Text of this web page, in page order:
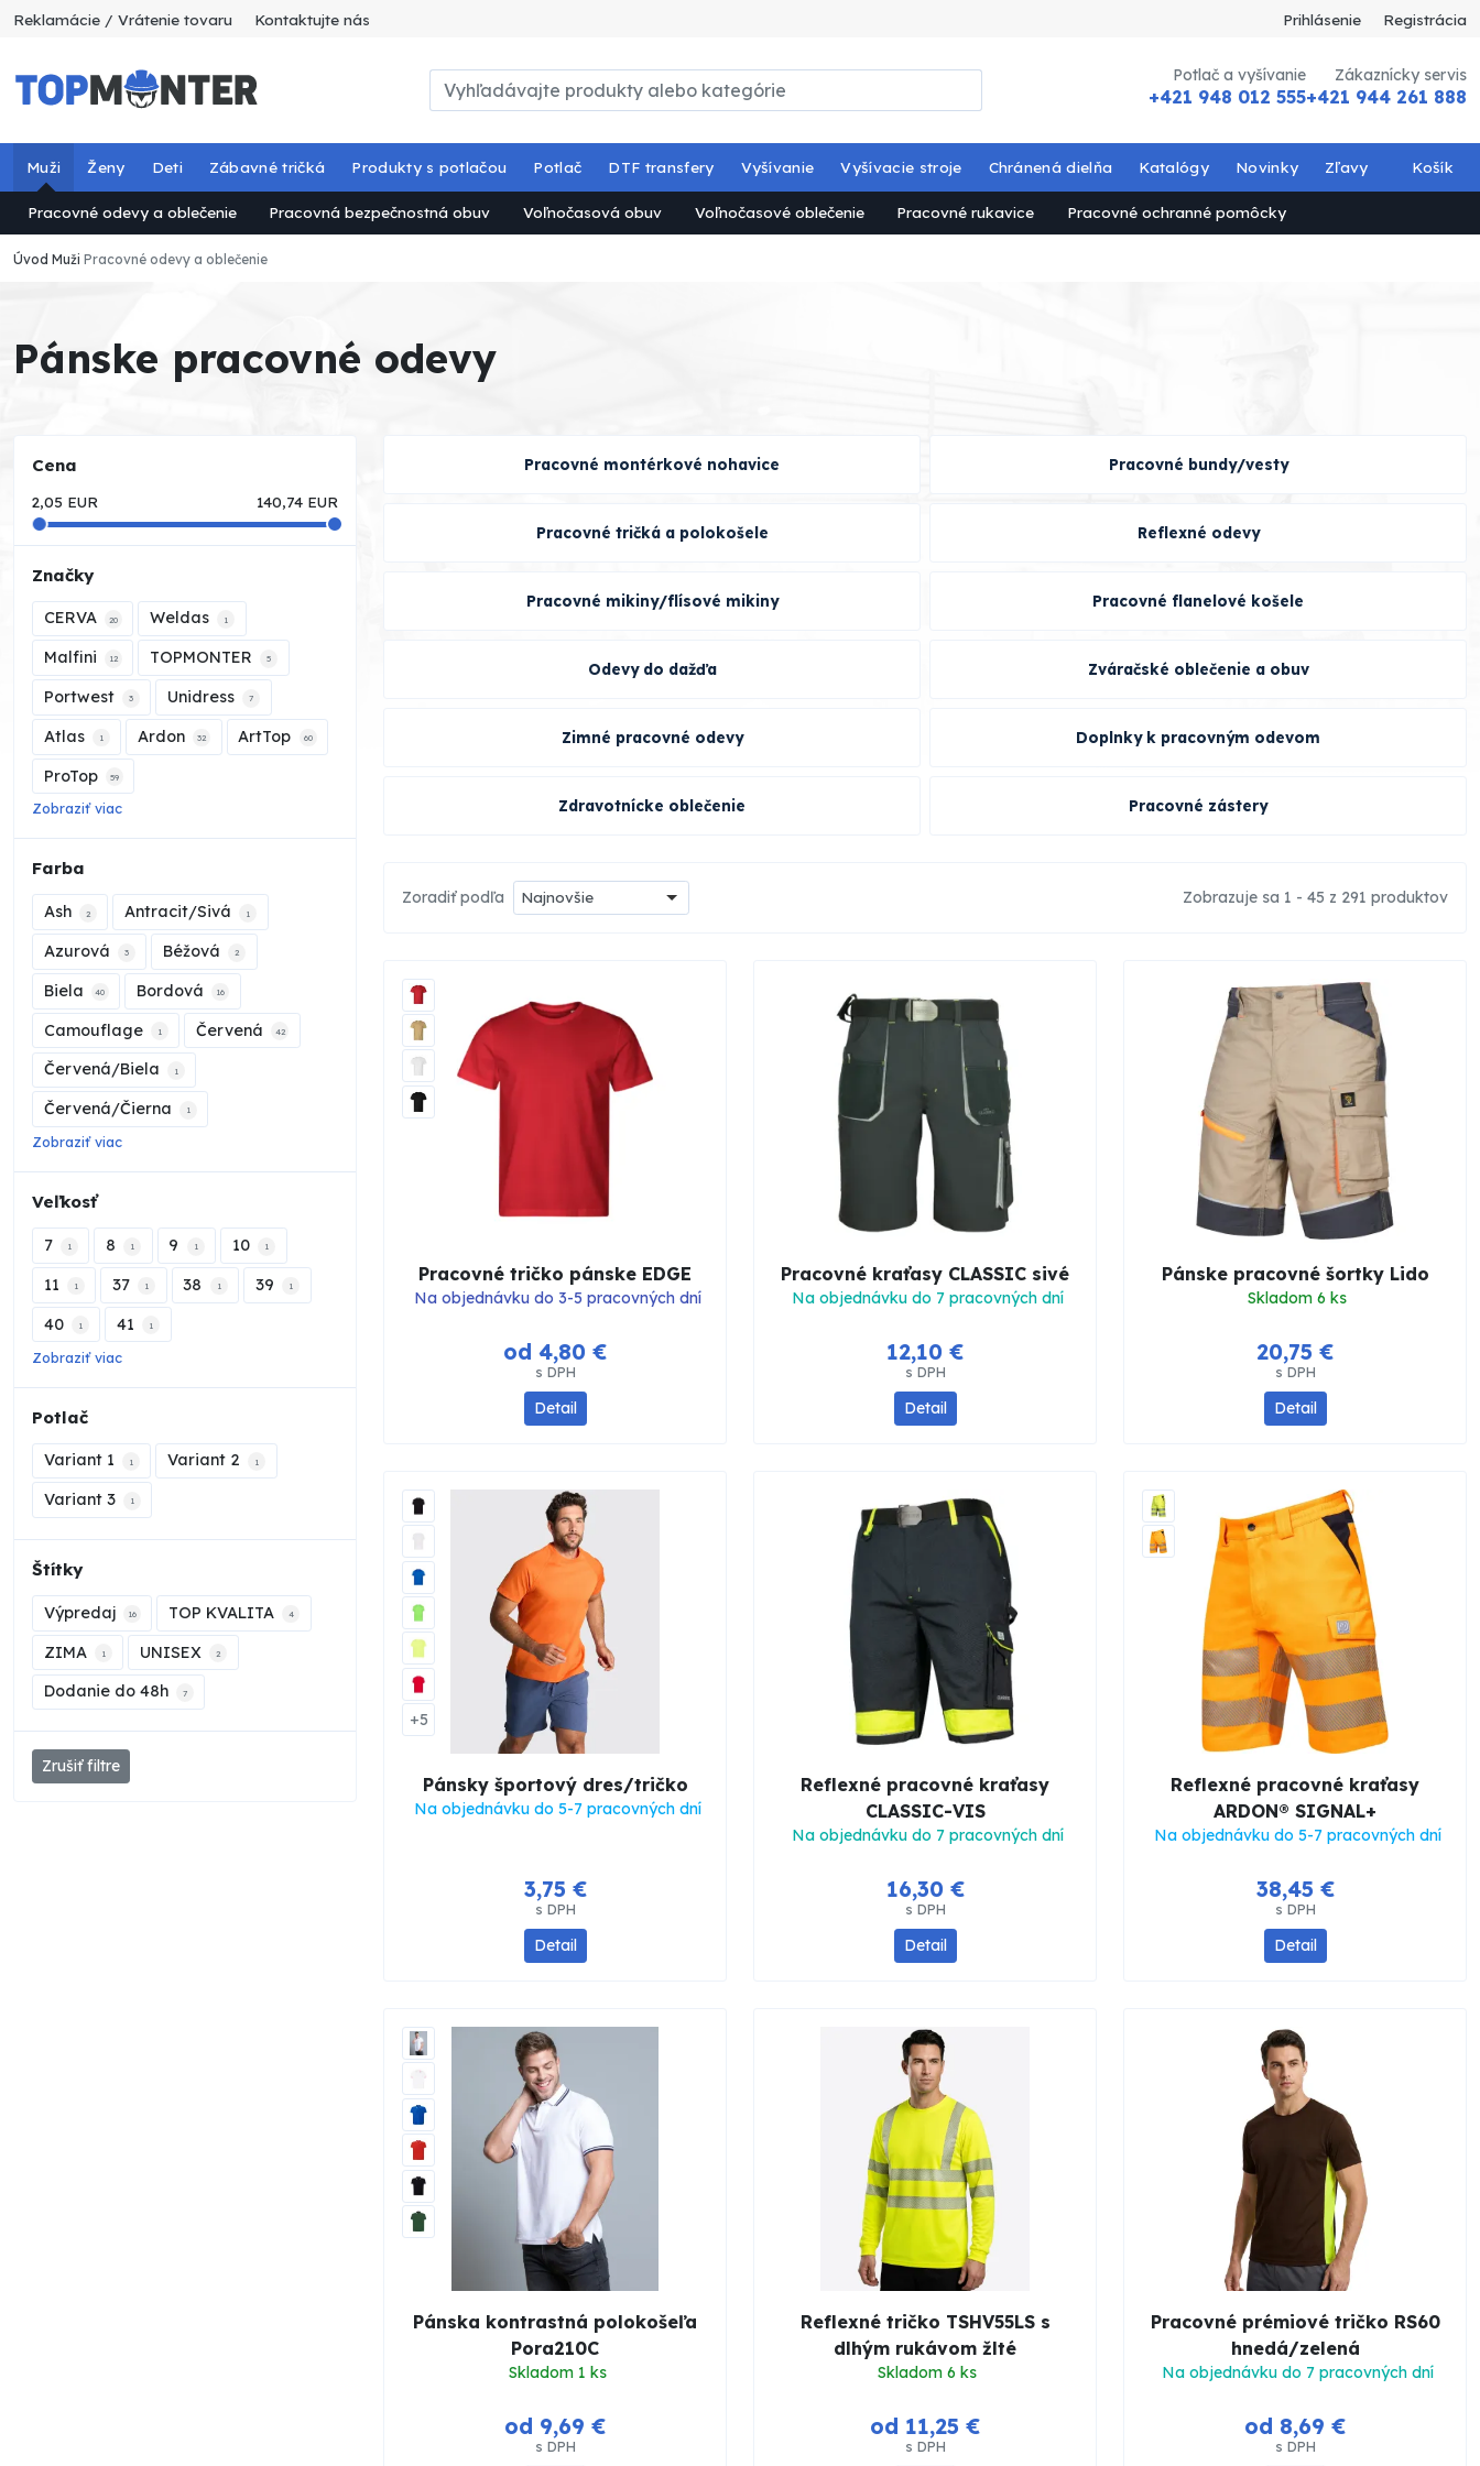
Reklamácie / Vrátenie tovaru Kontaktujte nás Prihlásenie Registrácia
Potlač a vyšívanie
+421 948 012 555
Zákaznícky servis
+421 944 261 888
Muži
Pracovné odevy a oblečenie Pracovná bezpečnostná obuv Voľnočasová obuv Voľnočasové oblečenie Pracovné rukavice Pracovné ochranné pomôcky
Ženy Deti Zábavné tričká Produkty s potlačou Potlač DTF transfery Vyšívanie Vyšívacie stroje Chránená dielňa Katalógy Novinky Zľavy Košík
Úvod Muži Pracovné odevy a oblečenie
Pánske pracovné odevy
Cena
2,05 EUR 140,74 EUR
Značky
CERVA 20 Weldas 1
Malfini 12 TOPMONTER 5
Portwest 3 Unidress 7
Atlas 1 Ardon 32 ArtTop 60
ProTop 59
Zobraziť viac
Farba
Ash 2 Antracit/Sivá 1
Azurová 3 Béžová 2
Biela 40 Bordová 16
Camouflage 1 Červená 42
Červená/Biela 1
Červená/Čierna 1
Zobraziť viac
Veľkosť
7 1 8 1 9 1 10 1
11 1 37 1 38 1 39 1
40 1 41 1
Zobraziť viac
Potlač
Variant 1 1 Variant 2 1
Variant 3 1
Štítky
Výpredaj 16 TOP KVALITA 4
ZIMA 1 UNISEX 2
Dodanie do 48h 7
Zrušiť filtre
Pracovné montérkové nohavice Pracovné bundy/vesty
Pracovné tričká a polokošele Reflexné odevy
Pracovné mikiny/flísové mikiny Pracovné flanelové košele
Odevy do dažďa Zváračské oblečenie a obuv
Zimné pracovné odevy Doplnky k pracovným odevom
Zdravotnícke oblečenie Pracovné zástery
Zoradiť podľa Najnovšie Zobrazuje sa 1 - 45 z 291 produktov
Pracovné tričko pánske EDGE
Na objednávku do 3-5 pracovných dní
od 4,80 €
s DPH
Detail
Pracovné kraťasy CLASSIC sivé
Na objednávku do 7 pracovných dní
12,10 €
s DPH
Detail
Pánske pracovné šortky Lido
Skladom 6 ks
20,75 €
s DPH
Detail
+5
Pánsky športový dres/tričko
Na objednávku do 5-7 pracovných dní
3,75 €
s DPH
Detail
Reflexné pracovné kraťasy
CLASSIC-VIS
Na objednávku do 7 pracovných dní
16,30 €
s DPH
Detail
Reflexné pracovné kraťasy
ARDON® SIGNAL+
Na objednávku do 5-7 pracovných dní
38,45 €
s DPH
Detail
Pánska kontrastná polokošeľa
Pora210C
Skladom 1 ks
od 9,69 €
s DPH
Reflexné tričko TSHV55LS s
dlhým rukávom žlté
Skladom 6 ks
od 11,25 €
s DPH
Pracovné prémiové tričko RS60
hnedá/zelená
Na objednávku do 7 pracovných dní
od 8,69 €
s DPH